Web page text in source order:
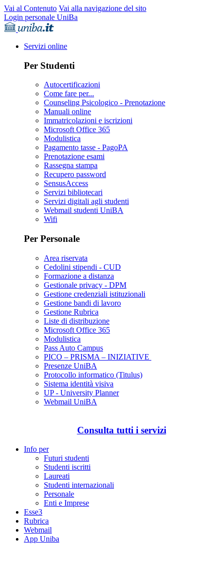
Vai al Contenuto Vai alla navigazione del sito
Login personale UniBa
Servizi online
Per Studenti
Autocertificazioni
Come fare per...
Counseling Psicologico - Prenotazione
Manuali online
Immatricolazioni e iscrizioni
Microsoft Office 365
Modulistica
Pagamento tasse - PagoPA
Prenotazione esami
Rassegna stampa
Recupero password
SensusAccess
Servizi bibliotecari
Servizi digitali agli studenti
Webmail studenti UniBA
Wifi
Per Personale
Area riservata
Cedolini stipendi - CUD
Formazione a distanza
Gestionale privacy - DPM
Gestione credenziali istituzionali
Gestione bandi di lavoro
Gestione Rubrica
Liste di distribuzione
Microsoft Office 365
Modulistica
Pass Auto Campus
PICO – PRISMA – INIZIATIVE
Presenze UniBA
Protocollo informatico (Titulus)
Sistema identità visiva
UP - University Planner
Webmail UniBA
Consulta tutti i servizi
Info per
Futuri studenti
Studenti iscritti
Laureati
Studenti internazionali
Personale
Enti e Imprese
Esse3
Rubrica
Webmail
App Uniba